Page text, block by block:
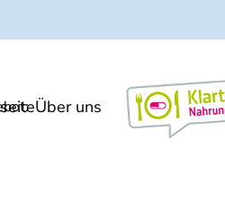
Über uns
Meinung